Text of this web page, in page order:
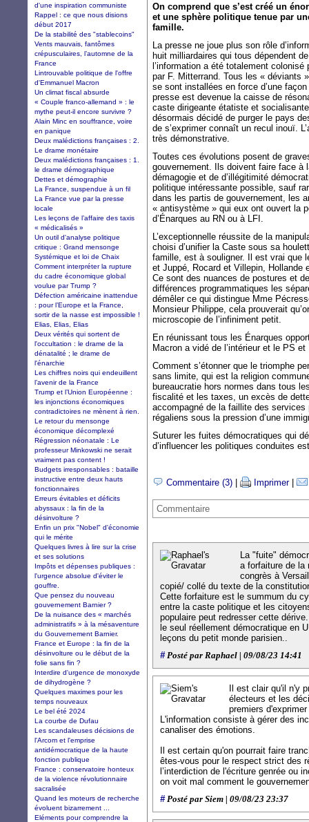
On comprend que s’est créé un
et une sphère politique tenue par
famille.
La presse ne joue plus son rôle
huit milliardaires qui tous dépendent
l’information a été totalement
par F. Mitterrand. Tous les « déviants
se sont installées en force d’une
presse est devenue la caisse de
caste dirigeante étatiste et
désormais décidé de purger le pays
de s’exprimer connaît un recul inouï.
très démonstrative.
Toutes ces évolutions posent de
gouvernement. Ils doivent faire face à
démagogie et de d’illégitimité
politique intéressante possible, sauf
dans les partis de gouvernement, les
« antisystème » qui eux ont ouvert la
d’Énarques au RN ou à LFI.
L’exceptionnelle réussite de la
choisi d’unifier la Caste sous sa
famille, est à souligner. Il est vrai que
et Juppé, Rocard et Villepin, Hollande
Ce sont des nuances de postures et
différences programmatiques les
démêler ce qui distingue Mme
Monsieur Philippe, cela prouverait
microscopie de l’infiniment petit.
En réunissant tous les Énarques
Macron a vidé de l’intérieur et le PS et
Comment s’étonner que le triomphe
sans limite, qui est la religion
bureaucratie hors normes dans tous
fiscalité et les taxes, un excès de
accompagné de la faillite des
régaliens sous la pression d’une
Suturer les fuites démocratiques qui
d’influencer les politiques conduites
Commentaire (3) Imprimer|
Commentaire
La "fuite"
a forfaiture de la
congrès à
copié/ collé du texte de la
Cette forfaiture est le summum du
entre la caste politique et les
populaire peut redresser cette
le seul réellement démocratique en
leçons du petit monde parisien..
#Posté par Raphael | 09/08/23 14:41
Il est clair qu'il n'y
électeurs et les
premiers
L'information consiste à gérer des
canaliser des émotions.
Il est certain qu'on pourrait faire
êtes-vous pour le respect strict des
l’interdiction de l'écriture genrée ou
on voit mal comment le
#Posté par Siem | 09/08/23 23:37
d'une inspiration communiste
Rappel : ce que nous disions
début 2017
De la stabilité des "stablecoins"
Vents mauvais, fantômes
crépusculaires, l’automne de la
France
Lintrouvable politique de l'offre
d'Emmanuel Macron
Un climat fiscal absurde
« Couple franco-allemand » : le
mythe peut-il encore survivre ?
Alain Minc en souffrance, voire
en panique
Deux malédictions françaises : 2.
Le drame monétaire
Deux malédictions françaises : 1.
le drame démographique
Dettes et démographie
La France, suspendue à un fil
La France vue par la presse
locale
Les leçons de l’affaire des taxis
« médicalisés »
Un outil d'analyse politique
critique : Grand mensonge
Systémique et loi de Chaix
Comment interpréter la rupture
du cadre économique global
voulue par Trump ?
Défection américaine inattendue
: pour l’Europe et la France,
sortir de la nasse est impossible !
Elias, Elias, Elias
Deux vérités qui sortent de
l'occultation : le drame de la
dénatalité ; le drame de
l'énarchie
Les chiffres noirs qui endeuillent
l’avenir de la France
Trump et l’Union Européenne :
les injonctions économiques
contradictoires ne mènent à rien.
Le retour du mensonge
économique décomplexé
Régression néonatale : Le
professeur Minkowski ne serait
vraiment pas content !
Budgets irresponsables : bataille
instructive entre deux hauts
fonctionnaires
Erreurs évitables et déficits
abyssaux : la fin de la
désinvolture ?
Enfin un prix "Nobel" d'économie
qui le mérite
Quelques livres à lire sur la crise
et ses solutions
Impôts et dépenses publiques :
l'urgence absolue d'éviter le
gouffre.
Que pensez du nouveau
gouvernement Barnier ?
De la nuisance des « marchés
administratifs » à la mésaventure
du Gouvernement Barnier.
France et Europe : la fin de la
désinvolture ou le début de la
folie sans fin ?
Interdire d'urgence de monoxyde
de dihydrogène ?
Quelques maximes pour les
temps nouveaux
Le bel été 2024
La courbe de Dufau
Les scandaleuses décisions de
l'Arcom et l'emprise
antidémocratique de la haute
fonction publique
France : conservatoire honteux
de la violence révolutionnaire
sacralisée
Quand les moteurs de recherche
évoluent bizarrement ...
Eléments pour comprendre la